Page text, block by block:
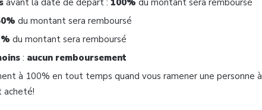
avant la date de départ : 100% du montant sera remboursé
du montant sera remboursé
du montant sera remboursé
: aucun remboursement
à 100% en tout temps quand vous ramener une personne à
acheté!